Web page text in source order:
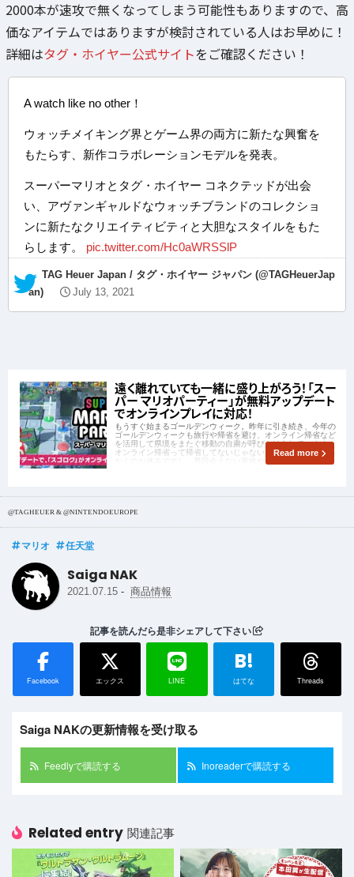
2000本が速攻で無くなってしまう可能性もありますので、高
価なアイテムではありますが検討されている人はお早めに！
詳細はタグ・ホイヤー公式サイトをご確認ください！
A watch like no other！
ウォッチメイキング界とゲーム界の両方に新たな興奮を
もたらす、新作コラボレーションモデルを発表。
スーパーマリオとタグ・ホイヤー コネクテッドが出会
い、アヴァンギャルドなウォッチブランドのコレクショ
ンに新たなクリエイティビティと大胆なスタイルをもた
らします。 pic.twitter.com/Hc0aWRSSlP
— TAG Heuer Japan / タグ・ホイヤー ジャパン (@TAGHeuerJap
an)
July 13, 2021
遠く離れていても一緒に盛り上がろう！「スー
パー マリオパーティー」が無料アップデート
でオンラインプレイに対応！
もうすぐ始まるゴールデンウィーク。昨年に引き続き、今年の
ゴールデンウィークも旅行や帰省を避け、オンライン帰省など
を活用して県境をまたぐ移動の自粛が呼びかけられています。
オンライン帰省って帰省してないじゃないか・・・。でもせっ
かくのお休みですし、普段会えない家族や親戚と一緒にゲーム
Read more
@TAGHEUER & @NINTENDOEUROPE
マリオ 任天堂
Saiga NAK
2021.07.15 - 商品情報
記事を読んだら是非シェアして下さい
Facebook エックス LINE
B!
はてな Threads
Saiga NAKの更新情報を受け取る
Feedlyで購読する Inoreaderで購読する
Related entry 関連記事